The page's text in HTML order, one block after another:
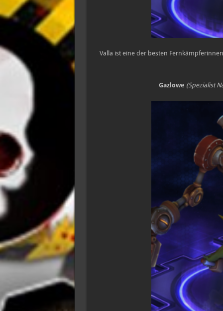
Valla ist eine der besten
Gazlowe (Spezialist